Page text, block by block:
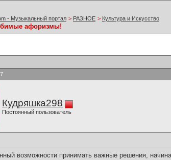
- Музыкальный портал > РАЗНОЕ > Культура и Искусство
афоризмы!
Кудряшка298
Постоянный пользователь
возможности принимать важные решения,